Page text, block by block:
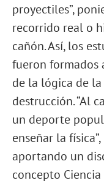
proyectiles”,
recorrido real o
cañón. Así, los
fueron formados
de la lógica de
destrucción. “Al
un deporte
enseñar la
aportando un
concepto Ciencia